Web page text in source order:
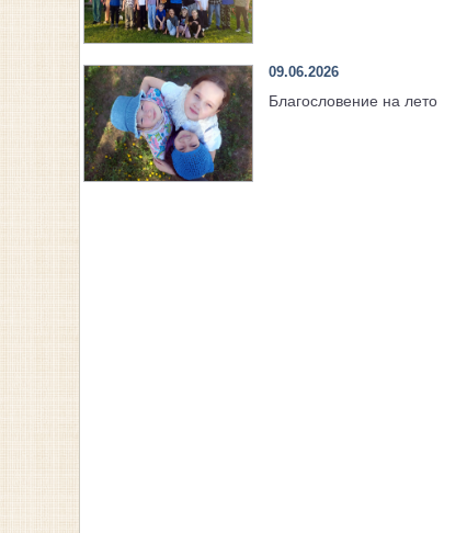
09.06.2026
Благословение на лето